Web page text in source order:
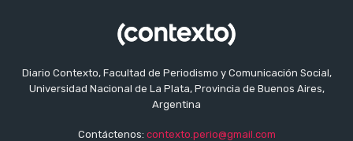
Diario Contexto, Facultad de Periodismo y Comunicación Social,
Universidad Nacional de La Plata, Provincia de Buenos Aires,
Argentina
Contáctenos: contexto.perio@gmail.com